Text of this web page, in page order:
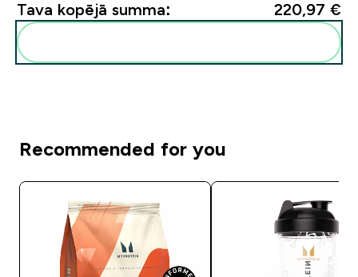
Tava kopējā summa: 220,97 €‎
Recommended for you